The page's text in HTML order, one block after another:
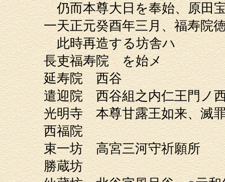
仍而本尊大日を奉始、原田
一天正元癸酉年三月、福寿院
此時再造する坊舎ハ
長吏福寿院 を始メ
延寿院 西谷 正
遣迎院 西谷組之内仁王門
光明寺 本尊甘露王如来、
西福院 来覚完 麻
束一坊 高宮三河守祈
勝蔵坊 中之